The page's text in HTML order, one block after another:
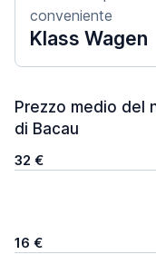
conveniente
Klass Wagen
Prezzo medio del
di Bacau
32 €
16 €